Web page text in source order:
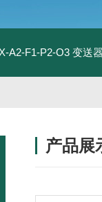
A2-F1-P2-O3 变送
产品展